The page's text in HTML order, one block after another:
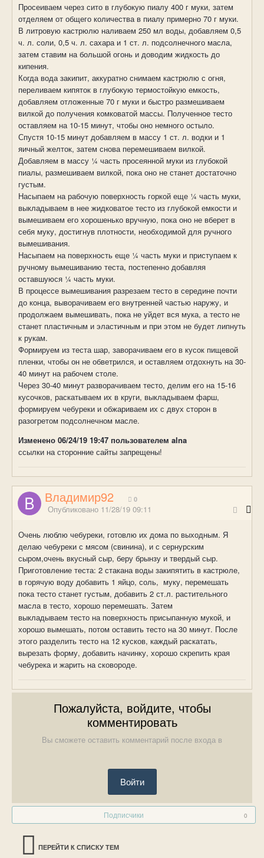
Просеиваем через сито в глубокую пиалу 400 г муки, затем
отделяем от общего количества в пиалу примерно 70 г муки.
В литровую кастрюлю наливаем 250 мл воды, добавляем 0,5
ч. л. соли, 0,5 ч. л. сахара и 1 ст. л. подсолнечного масла,
затем ставим на большой огонь и доводим жидкость до
кипения.
Когда вода закипит, аккуратно снимаем кастрюлю с огня,
переливаем кипяток в глубокую термостойкую емкость,
добавляем отложенные 70 г муки и быстро размешиваем
вилкой до получения комковатой массы. Полученное тесто
оставляем на 10-15 минут, чтобы оно немного остыло.
Спустя 10-15 минут добавляем в массу 1 ст. л. водки и 1
яичный желток, затем снова перемешиваем вилкой.
Добавляем в массу ¼ часть просеянной муки из глубокой
пиалы, размешиваем вилкой, пока оно не станет достаточно
густым.
Насыпаем на рабочую поверхность горкой еще ¼ часть муки,
выкладываем в нее жидковатое тесто из глубокой емкости и
вымешиваем его хорошенько вручную, пока оно не вберет в
себя муку, достигнув плотности, необходимой для ручного
вымешивания.
Насыпаем на поверхность еще ¼ часть муки и приступаем к
ручному вымешиванию теста, постепенно добавляя
оставшуюся ¼ часть муки.
В процессе вымешивания разрезаем тесто в середине почти
до конца, выворачиваем его внутренней частью наружу, и
продолжаем вымешивать, пока не уйдет вся мука, а тесто не
станет пластичным и эластичным и при этом не будет липнуть
к рукам.
Формируем из теста шар, заворачиваем его в кусок пищевой
пленки, чтобы он не обветрился, и оставляем отдохнуть на 30-
40 минут на рабочем столе.
Через 30-40 минут разворачиваем тесто, делим его на 15-16
кусочков, раскатываем их в круги, выкладываем фарш,
формируем чебуреки и обжариваем их с двух сторон в
разогретом подсолнечном масле.
Изменено 06/24/19 19:47 пользователем alna
ссылки на сторонние сайты запрещены!
Владимир92 0
Опубликовано 11/28/19 09:11
Очень люблю чебуреки, готовлю их дома по выходным. Я
делаю чебуреки с мясом (свинина), и с сернурским
сыром,очень вкусный сыр, беру брынзу и твердый сыр.
Приготовление теста: 2 стакана воды закипятить в кастрюле,
в горячую воду добавить 1 яйцо, соль, муку, перемешать
пока тесто станет густым, добавить 2 ст.л. растительного
масла в тесто, хорошо перемешать. Затем
выкладываем тесто на поверхность присыпанную мукой, и
хорошо вымешать, потом оставить тесто на 30 минут. После
этого разделить тесто на 12 кусков, каждый раскатать,
вырезать форму, добавить начинку, хорошо скрепить края
чебурека и жарить на сковороде.
Пожалуйста, войдите, чтобы
комментировать
Вы сможете оставить комментарий после входа в
Войти
Подписчики 0
ПЕРЕЙТИ К СПИСКУ ТЕМ